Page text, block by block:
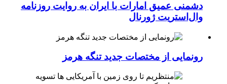
دشمنی عمیق امارات با ایران به روایت روزنامه
وال‌استریت ژورنال
رونمایی از مختصات جدید تنگه هرمز